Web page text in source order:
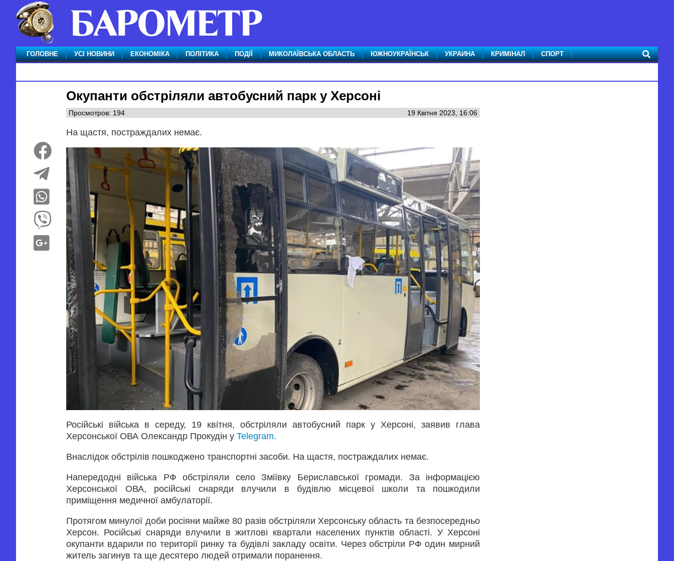
ГОЛОВНЕ УСІ НОВИНИ ЕКОНОМІКА ПОЛІТИКА ПОДІЇ МИКОЛАЇВСЬКА ОБЛАСТЬ ЮЖНОУКРАЇНСЬК УКРАИНА КРИМІНАЛ СПОРТ
Окупанти обстріляли автобусний парк у Херсоні
Просмотров: 194 19 Квітня 2023, 16:06
На щастя, постраждалих немає.
Російські війська в середу, 19 квітня, обстріляли автобусний парк у Херсоні, заявив глава
Херсонської ОВА Олександр Прокудін у Telegram.
Внаслідок обстрілів пошкоджено транспортні засоби. На щастя, постраждалих немає.
Напередодні війська РФ обстріляли село Зміївку Бериславської громади. За інформацією
Херсонської ОВА, російські снаряди влучили в будівлю місцевої школи та пошкодили
приміщення медичної амбулаторії.
Протягом минулої доби росіяни майже 80 разів обстріляли Херсонську область та безпосередньо
Херсон. Російські снаряди влучили в житлові квартали населених пунктів області. У Херсоні
окупанти вдарили по території ринку та будівлі закладу освіти. Через обстріли РФ один мирний
житель загинув та ще десятеро людей отримали поранення.